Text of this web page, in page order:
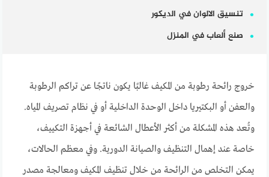
تنسيق الالوان في الديكور
صنع ألعاب في المنزل
خروج رائحة رطوبة من المكيف غالبًا يكون ناتجًا عن تراكم الرطوبة
والعفن أو البكتيريا داخل الوحدة الداخلية أو في نظام تصريف المياه.
وتُعد هذه المشكلة من أكثر الأعطال الشائعة في أجهزة التكييف،
خاصة عند إهمال التنظيف والصيانة الدورية. وفي معظم الحالات،
يمكن التخلص من الرائحة من خلال تنظيف المكيف ومعالجة مصدر